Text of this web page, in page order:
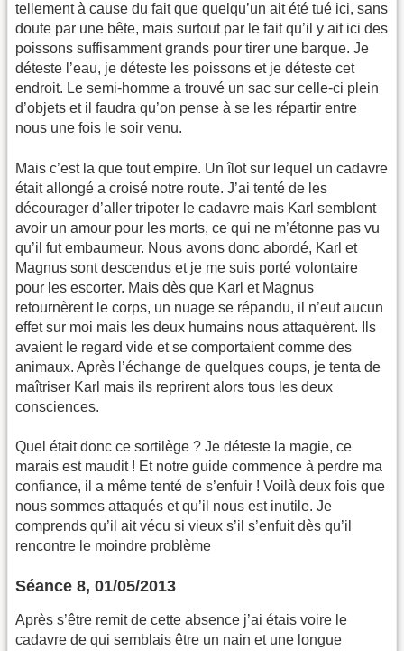
tellement à cause du fait que quelqu’un ait été tué ici, sans
doute par une bête, mais surtout par le fait qu’il y ait ici des
poissons suffisamment grands pour tirer une barque. Je
déteste l’eau, je déteste les poissons et je déteste cet
endroit. Le semi-homme a trouvé un sac sur celle-ci plein
d’objets et il faudra qu’on pense à se les répartir entre
nous une fois le soir venu.
Mais c’est la que tout empire. Un îlot sur lequel un cadavre
était allongé a croisé notre route. J’ai tenté de les
décourager d’aller tripoter le cadavre mais Karl semblent
avoir un amour pour les morts, ce qui ne m’étonne pas vu
qu’il fut embaumeur. Nous avons donc abordé, Karl et
Magnus sont descendus et je me suis porté volontaire
pour les escorter. Mais dès que Karl et Magnus
retournèrent le corps, un nuage se répandu, il n’eut aucun
effet sur moi mais les deux humains nous attaquèrent. Ils
avaient le regard vide et se comportaient comme des
animaux. Après l’échange de quelques coups, je tenta de
maîtriser Karl mais ils reprirent alors tous les deux
consciences.
Quel était donc ce sortilège ? Je déteste la magie, ce
marais est maudit ! Et notre guide commence à perdre ma
confiance, il a même tenté de s’enfuir ! Voilà deux fois que
nous sommes attaqués et qu’il nous est inutile. Je
comprends qu’il ait vécu si vieux s’il s’enfuit dès qu’il
rencontre le moindre problème
Séance 8, 01/05/2013
Après s’être remit de cette absence j’ai étais voire le
cadavre de qui semblais être un nain et une longue